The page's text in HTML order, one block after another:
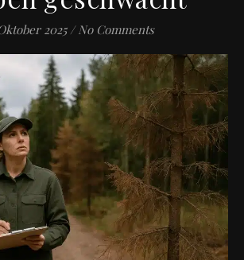
2025 / No Comments